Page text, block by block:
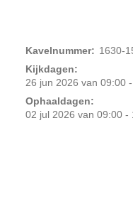
Kavelnummer: 1630-
Kijkdagen:
26 jun 2026 van 09:00
Ophaaldagen:
02 jul 2026 van 09:00 -